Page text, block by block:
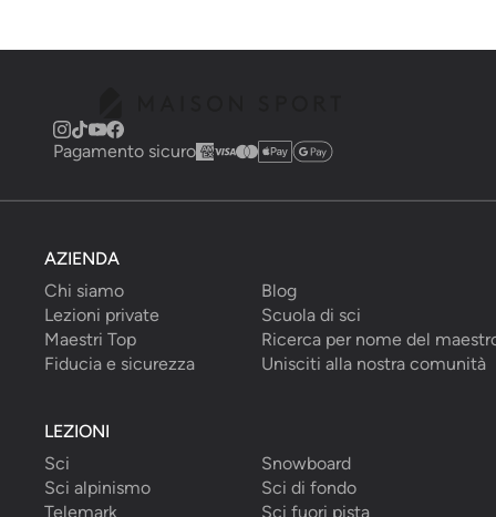
Pagamento sicuro
AZIENDA
Chi siamo
Blog
Lezioni private
Scuola di sci
Maestri Top
Ricerca per nome del
Fiducia e sicurezza
Unisciti alla nostra comunità
LEZIONI
Sci
Snowboard
Sci alpinismo
Sci di fondo
Telemark
Sci fuori pista